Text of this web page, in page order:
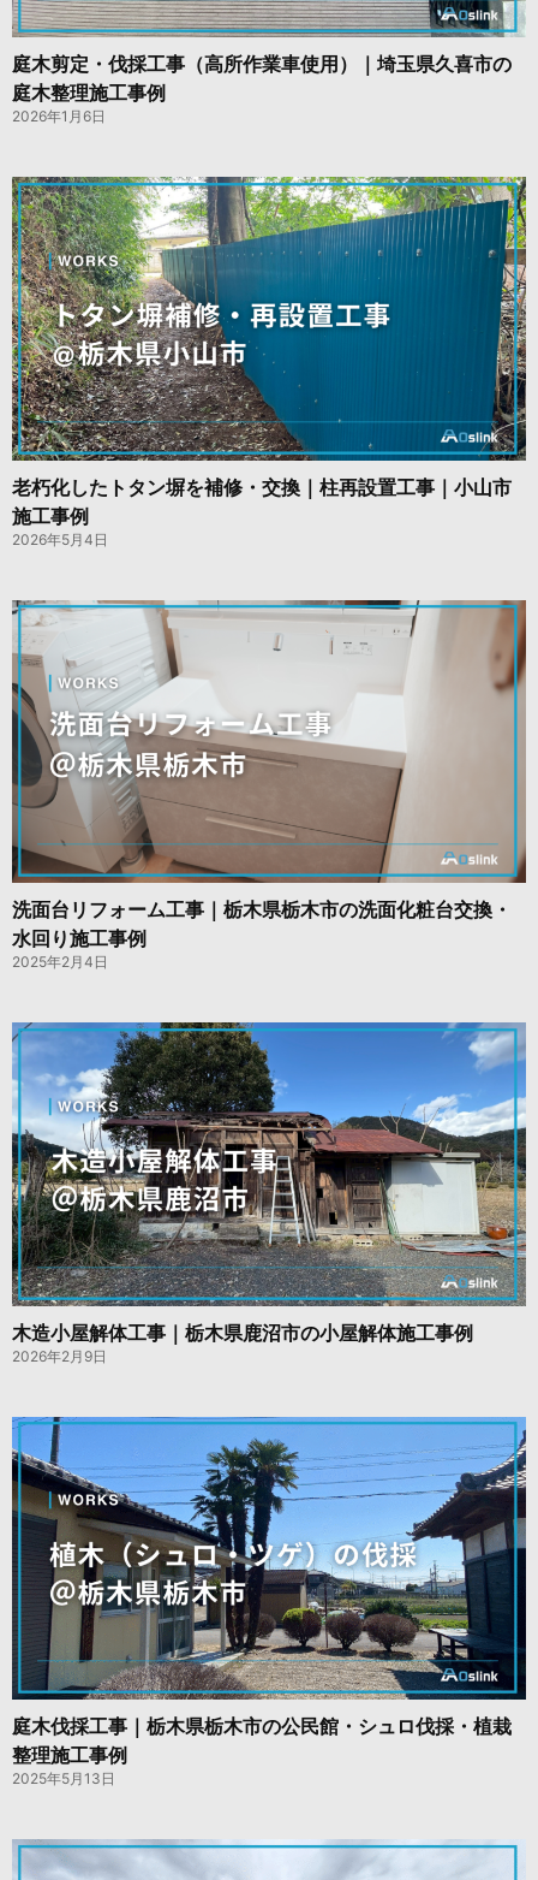
庭木剪定・伐採工事（高所作業車使用）｜埼玉県久喜市の
庭木整理施工事例
2026年1月6日
老朽化したトタン塀を補修・交換｜柱再設置工事｜小山市
施工事例
2026年5月4日
洗面台リフォーム工事｜栃木県栃木市の洗面化粧台交換・
水回り施工事例
2025年2月4日
木造小屋解体工事｜栃木県鹿沼市の小屋解体施工事例
2026年2月9日
庭木伐採工事｜栃木県栃木市の公民館・シュロ伐採・植栽
整理施工事例
2025年5月13日